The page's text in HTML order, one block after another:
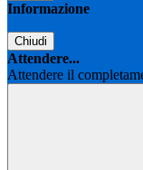
Informazione
Chiudi
Attendere...
Attendere il